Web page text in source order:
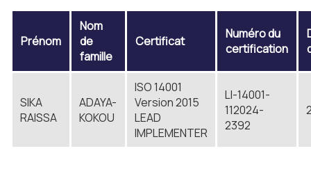
Prénom
Nom
de
famille
Certificat
Numéro du
certification
SIKA
RAISSA
ADAYA-
KOKOU
ISO 14001
Version 2015
LEAD
IMPLEMENTER
LI-14001-
112024-
2392